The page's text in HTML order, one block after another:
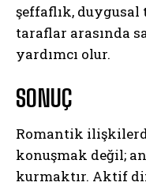
şeffaflık,
taraflar arasında
yardımcı olur.
SONUÇ
Romantik
konuşmak değil;
kurmaktır. Aktif